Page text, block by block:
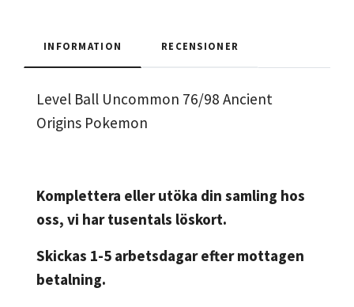
INFORMATION RECENSIONER
Level Ball Uncommon 76/98 Ancient
Origins Pokemon
Komplettera eller utöka din samling hos
oss, vi har tusentals löskort.
Skickas 1-5 arbetsdagar efter mottagen
betalning.